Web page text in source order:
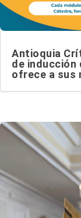
Antioquia
de inducción
ofrece a sus